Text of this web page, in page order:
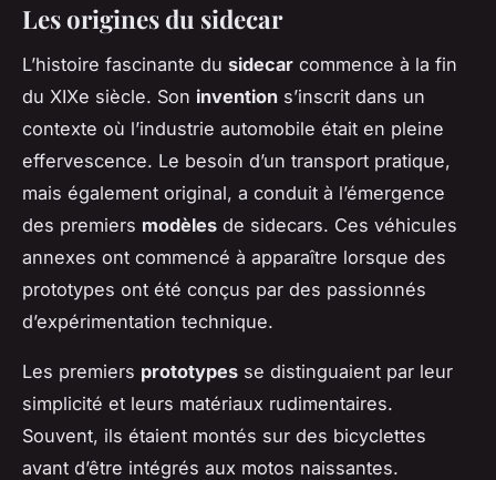
Les origines du sidecar
L’histoire fascinante du sidecar commence à la fin
du XIXe siècle. Son invention s’inscrit dans un
contexte où l’industrie automobile était en pleine
effervescence. Le besoin d’un transport pratique,
mais également original, a conduit à l’émergence
des premiers modèles de sidecars. Ces véhicules
annexes ont commencé à apparaître lorsque des
prototypes ont été conçus par des passionnés
d’expérimentation technique.
Les premiers prototypes se distinguaient par leur
simplicité et leurs matériaux rudimentaires.
Souvent, ils étaient montés sur des bicyclettes
avant d’être intégrés aux motos naissantes.